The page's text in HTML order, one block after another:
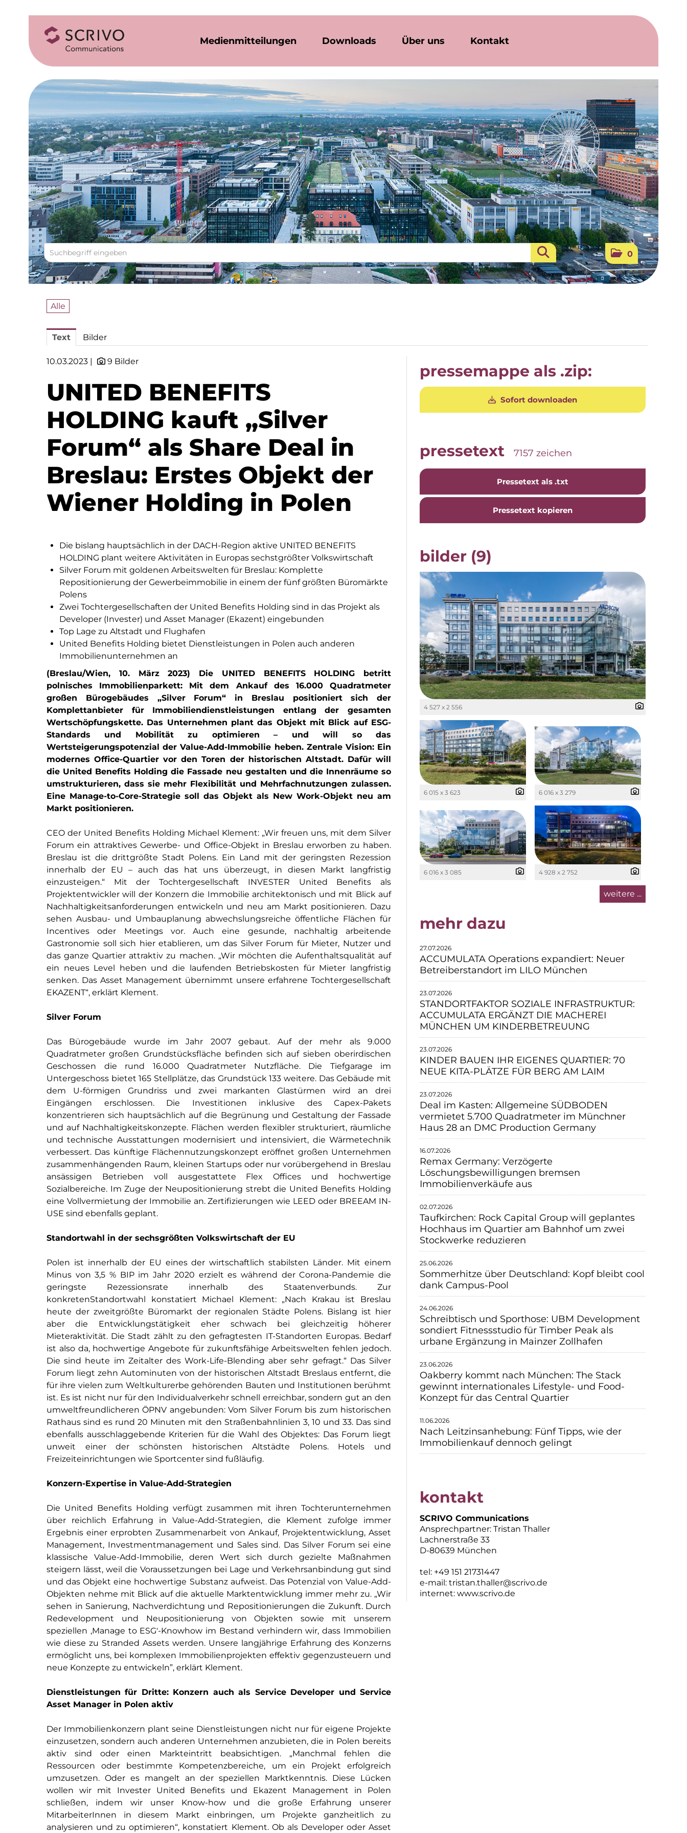
Medienmitteilungen Downloads Über uns Kontakt
0
Alle
Text Bilder
10.03.2023 | 9 Bilder
UNITED BENEFITS
HOLDING kauft „Silver
Forum“ als Share Deal in
Breslau: Erstes Objekt der
Wiener Holding in Polen
Die bislang hauptsächlich in der DACH-Region aktive UNITED BENEFITS
HOLDING plant weitere Aktivitäten in Europas sechstgrößter Volkswirtschaft
Silver Forum mit goldenen Arbeitswelten für Breslau: Komplette
Repositionierung der Gewerbeimmobilie in einem der fünf größten Büromärkte
Polens
Zwei Tochtergesellschaften der United Benefits Holding sind in das Projekt als
Developer (Invester) und Asset Manager (Ekazent) eingebunden
Top Lage zu Altstadt und Flughafen
United Benefits Holding bietet Dienstleistungen in Polen auch anderen
Immobilienunternehmen an
(Breslau/Wien, 10. März 2023) Die UNITED BENEFITS HOLDING betritt
polnisches Immobilienparkett: Mit dem Ankauf des 16.000 Quadratmeter
großen Bürogebäudes „Silver Forum“ in Breslau positioniert sich der
Komplettanbieter für Immobiliendienstleistungen entlang der gesamten
Wertschöpfungskette. Das Unternehmen plant das Objekt mit Blick auf ESG-
Standards und Mobilität zu optimieren – und will so das
Wertsteigerungspotenzial der Value-Add-Immobilie heben. Zentrale Vision: Ein
modernes Office-Quartier vor den Toren der historischen Altstadt. Dafür will
die United Benefits Holding die Fassade neu gestalten und die Innenräume so
umstrukturieren, dass sie mehr Flexibilität und Mehrfachnutzungen zulassen.
Eine Manage-to-Core-Strategie soll das Objekt als New Work-Objekt neu am
Markt positionieren.
CEO der United Benefits Holding Michael Klement: „Wir freuen uns, mit dem Silver
Forum ein attraktives Gewerbe- und Office-Objekt in Breslau erworben zu haben.
Breslau ist die drittgrößte Stadt Polens. Ein Land mit der geringsten Rezession
innerhalb der EU – auch das hat uns überzeugt, in diesen Markt langfristig
einzusteigen.“ Mit der Tochtergesellschaft INVESTER United Benefits als
Projektentwickler will der Konzern die Immobilie architektonisch und mit Blick auf
Nachhaltigkeitsanforderungen entwickeln und neu am Markt positionieren. Dazu
sehen Ausbau- und Umbauplanung abwechslungsreiche öffentliche Flächen für
Incentives oder Meetings vor. Auch eine gesunde, nachhaltig arbeitende
Gastronomie soll sich hier etablieren, um das Silver Forum für Mieter, Nutzer und
das ganze Quartier attraktiv zu machen. „Wir möchten die Aufenthaltsqualität auf
ein neues Level heben und die laufenden Betriebskosten für Mieter langfristig
senken. Das Asset Management übernimmt unsere erfahrene Tochtergesellschaft
EKAZENT“, erklärt Klement.
Silver Forum
Das Bürogebäude wurde im Jahr 2007 gebaut. Auf der mehr als 9.000
Quadratmeter großen Grundstücksfläche befinden sich auf sieben oberirdischen
Geschossen die rund 16.000 Quadratmeter Nutzfläche. Die Tiefgarage im
Untergeschoss bietet 165 Stellplätze, das Grundstück 133 weitere. Das Gebäude mit
dem U-förmigen Grundriss und zwei markanten Glastürmen wird an drei
Eingängen erschlossen. Die Investitionen inklusive des Capex-Pakets
konzentrieren sich hauptsächlich auf die Begrünung und Gestaltung der Fassade
und auf Nachhaltigkeitskonzepte. Flächen werden flexibler strukturiert, räumliche
und technische Ausstattungen modernisiert und intensiviert, die Wärmetechnik
verbessert. Das künftige Flächennutzungskonzept eröffnet großen Unternehmen
zusammenhängenden Raum, kleinen Startups oder nur vorübergehend in Breslau
ansässigen Betrieben voll ausgestattete Flex Offices und hochwertige
Sozialbereiche. Im Zuge der Neupositionierung strebt die United Benefits Holding
eine Vollvermietung der Immobilie an. Zertifizierungen wie LEED oder BREEAM IN-
USE sind ebenfalls geplant.
Standortwahl in der sechsgrößten Volkswirtschaft der EU
Polen ist innerhalb der EU eines der wirtschaftlich stabilsten Länder. Mit einem
Minus von 3,5 % BIP im Jahr 2020 erzielt es während der Corona-Pandemie die
geringste Rezessionsrate innerhalb des Staatenverbunds. Zur
konkretenStandortwahl konstatiert Michael Klement: „Nach Krakau ist Breslau
heute der zweitgrößte Büromarkt der regionalen Städte Polens. Bislang ist hier
aber die Entwicklungstätigkeit eher schwach bei gleichzeitig höherer
Mieteraktivität. Die Stadt zählt zu den gefragtesten IT-Standorten Europas. Bedarf
ist also da, hochwertige Angebote für zukunftsfähige Arbeitswelten fehlen jedoch.
Die sind heute im Zeitalter des Work-Life-Blending aber sehr gefragt.“ Das Silver
Forum liegt zehn Autominuten von der historischen Altstadt Breslaus entfernt, die
für ihre vielen zum Weltkulturerbe gehörenden Bauten und Institutionen berühmt
ist. Es ist nicht nur für den Individualverkehr schnell erreichbar, sondern gut an den
umweltfreundlicheren ÖPNV angebunden: Vom Silver Forum bis zum historischen
Rathaus sind es rund 20 Minuten mit den Straßenbahnlinien 3, 10 und 33. Das sind
ebenfalls ausschlaggebende Kriterien für die Wahl des Objektes: Das Forum liegt
unweit einer der schönsten historischen Altstädte Polens. Hotels und
Freizeiteinrichtungen wie Sportcenter sind fußläufig.
Konzern-Expertise in Value-Add-Strategien
Die United Benefits Holding verfügt zusammen mit ihren Tochterunternehmen
über reichlich Erfahrung in Value-Add-Strategien, die Klement zufolge immer
Ergebnis einer erprobten Zusammenarbeit von Ankauf, Projektentwicklung, Asset
Management, Investmentmanagement und Sales sind. Das Silver Forum sei eine
klassische Value-Add-Immobilie, deren Wert sich durch gezielte Maßnahmen
steigern lässt, weil die Voraussetzungen bei Lage und Verkehrsanbindung gut sind
und das Objekt eine hochwertige Substanz aufweist. Das Potenzial von Value-Add-
Objekten nehme mit Blick auf die aktuelle Marktentwicklung immer mehr zu. „Wir
sehen in Sanierung, Nachverdichtung und Repositionierungen die Zukunft. Durch
Redevelopment und Neupositionierung von Objekten sowie mit unserem
speziellen ‚Manage to ESG'-Knowhow im Bestand verhindern wir, dass Immobilien
wie diese zu Stranded Assets werden. Unsere langjährige Erfahrung des Konzerns
ermöglicht uns, bei komplexen Immobilienprojekten effektiv gegenzusteuern und
neue Konzepte zu entwickeln”, erklärt Klement.
Dienstleistungen für Dritte: Konzern auch als Service Developer und Service
Asset Manager in Polen aktiv
Der Immobilienkonzern plant seine Dienstleistungen nicht nur für eigene Projekte
einzusetzen, sondern auch anderen Unternehmen anzubieten, die in Polen bereits
aktiv sind oder einen Markteintritt beabsichtigen. „Manchmal fehlen die
Ressourcen oder bestimmte Kompetenzbereiche, um ein Projekt erfolgreich
umzusetzen. Oder es mangelt an der speziellen Marktkenntnis. Diese Lücken
wollen wir mit Invester United Benefits und Ekazent Management in Polen
schließen, indem wir unser Know-how und die große Erfahrung unserer
MitarbeiterInnen in diesem Markt einbringen, um Projekte ganzheitlich zu
analysieren und zu optimieren“, konstatiert Klement. Ob als Developer oder Asset
pressemappe als .zip:
Sofort downloaden
pressetext 7157 zeichen
Pressetext als .txt
Pressetext kopieren
bilder (9)
4 527 x 2 556
6 015 x 3 623 6 016 x 3 279
6 016 x 3 085 4 928 x 2 752
weitere ...
mehr dazu
27.07.2026
ACCUMULATA Operations expandiert: Neuer
Betreiberstandort im LILO München
23.07.2026
STANDORTFAKTOR SOZIALE INFRASTRUKTUR:
ACCUMULATA ERGÄNZT DIE MACHEREI
MÜNCHEN UM KINDERBETREUUNG
23.07.2026
KINDER BAUEN IHR EIGENES QUARTIER: 70
NEUE KITA-PLÄTZE FÜR BERG AM LAIM
23.07.2026
Deal im Kasten: Allgemeine SÜDBODEN
vermietet 5.700 Quadratmeter im Münchner
Haus 28 an DMC Production Germany
16.07.2026
Remax Germany: Verzögerte
Löschungsbewilligungen bremsen
Immobilienverkäufe aus
02.07.2026
Taufkirchen: Rock Capital Group will geplantes
Hochhaus im Quartier am Bahnhof um zwei
Stockwerke reduzieren
25.06.2026
Sommerhitze über Deutschland: Kopf bleibt cool
dank Campus-Pool
24.06.2026
Schreibtisch und Sporthose: UBM Development
sondiert Fitnessstudio für Timber Peak als
urbane Ergänzung in Mainzer Zollhafen
23.06.2026
Oakberry kommt nach München: The Stack
gewinnt internationales Lifestyle- und Food-
Konzept für das Central Quartier
11.06.2026
Nach Leitzinsanhebung: Fünf Tipps, wie der
Immobilienkauf dennoch gelingt
kontakt
SCRIVO Communications
Ansprechpartner: Tristan Thaller
Lachnerstraße 33
D-80639 München
tel: +49 151 21731447
e-mail:tristan.thaller@scrivo.de
internet:www.scrivo.de